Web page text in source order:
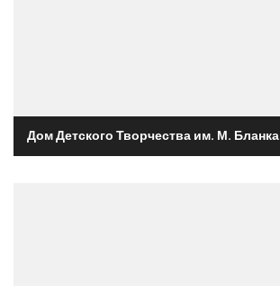
Дом Детского Творчества им. М. Бланка